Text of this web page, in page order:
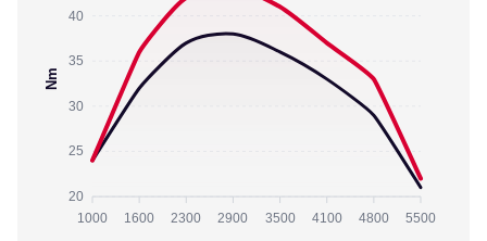
40
35
30
25
20
Nm
1000 1600 2300 2900 3500 4100 4800 5500